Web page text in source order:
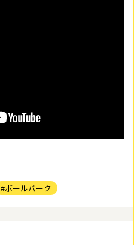
#ボールパーク